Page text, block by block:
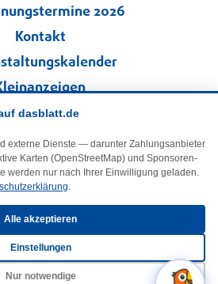
2026
Kontakt
Sie uns!
facebook
E-Mail
dasblatt.de
externe Dienste — darunter Zahlungsanbieter
Karten (OpenStreetMap) und Sponsoren-
werden nur nach Ihrer Einwilligung geladen.
.
Alle akzeptieren
Einstellungen
Nur notwendige